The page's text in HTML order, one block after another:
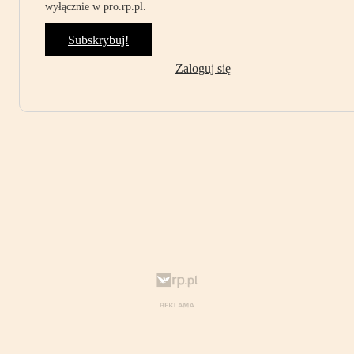
wyłącznie w pro.rp.pl.
Subskrybuj!
Zaloguj się